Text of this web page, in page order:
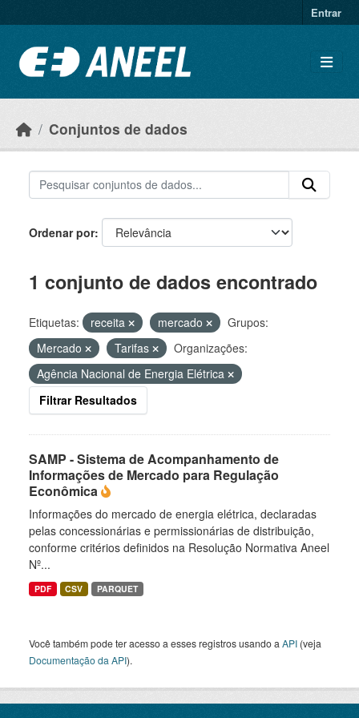
Entrar
Conjuntos de dados
Ordenar por
1 conjunto de dados encontrado
Etiquetas: receita mercado
Grupos:
Mercado
Tarifas
Organizações:
Agência Nacional de Energia Elétrica
Filtrar Resultados
SAMP - Sistema de Acompanhamento de
Informações de Mercado para Regulação
Econômica
Informações do mercado de energia elétrica, declaradas
pelas concessionárias e permissionárias de distribuição,
conforme critérios definidos na Resolução Normativa Aneel
Nº...
PDF CSV PARQUET
Você também pode ter acesso a esses registros usando a API (veja
Documentação da API).